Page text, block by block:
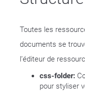
Toutes les
documents se
l’éditeur de
css-folder:
pour styliser